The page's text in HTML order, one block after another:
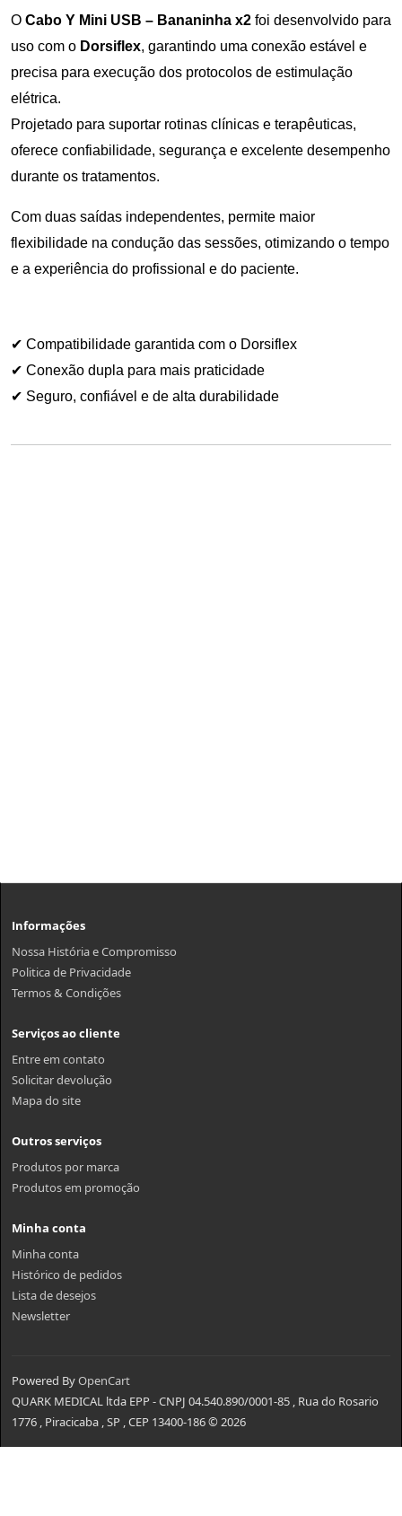
O Cabo Y Mini USB – Bananinha x2 foi desenvolvido para
uso com o Dorsiflex, garantindo uma conexão estável e
precisa para execução dos protocolos de estimulação
elétrica.
Projetado para suportar rotinas clínicas e terapêuticas,
oferece confiabilidade, segurança e excelente desempenho
durante os tratamentos.
Com duas saídas independentes, permite maior
flexibilidade na condução das sessões, otimizando o tempo
e a experiência do profissional e do paciente.
✔ Compatibilidade garantida com o Dorsiflex
✔ Conexão dupla para mais praticidade
✔ Seguro, confiável e de alta durabilidade
Informações
Nossa História e Compromisso
Politica de Privacidade
Termos & Condições
Serviços ao cliente
Entre em contato
Solicitar devolução
Mapa do site
Outros serviços
Produtos por marca
Produtos em promoção
Minha conta
Minha conta
Histórico de pedidos
Lista de desejos
Newsletter
Powered ByOpenCart
QUARK MEDICAL ltda EPP - CNPJ 04.540.890/0001-85 , Rua do Rosario
1776 , Piracicaba , SP , CEP 13400-186 © 2026